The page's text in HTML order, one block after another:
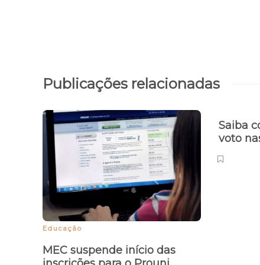
Publicações relacionadas
Educação
MEC suspende início das
Saiba
voto